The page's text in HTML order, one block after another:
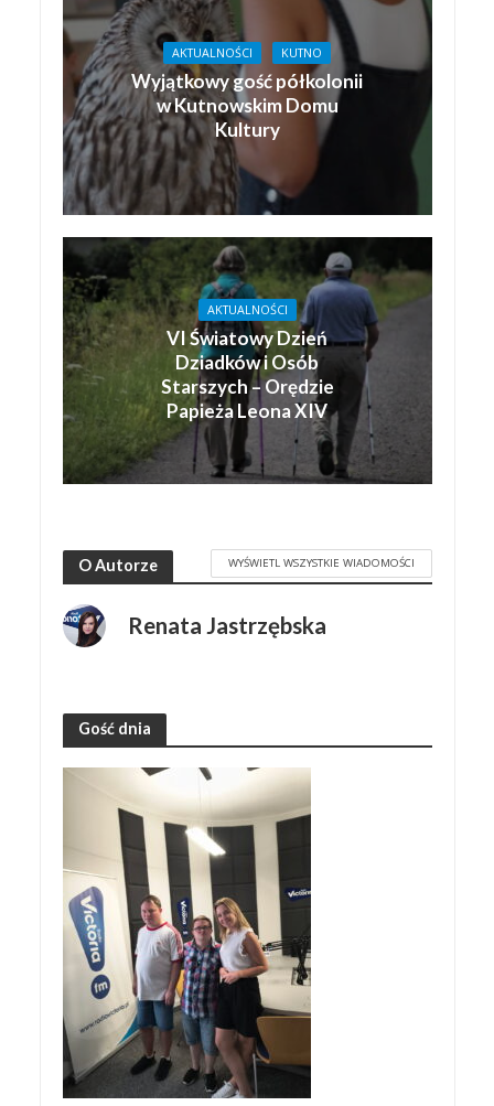
AKTUALNOŚCI KUTNO
Wyjątkowy gość półkolonii
w Kutnowskim Domu
Kultury
AKTUALNOŚCI
VI Światowy Dzień
Dziadków i Osób
Starszych – Orędzie
Papieża Leona XIV
O Autorze WYŚWIETL WSZYSTKIE WIADOMOŚCI
Renata Jastrzębska
Gość dnia